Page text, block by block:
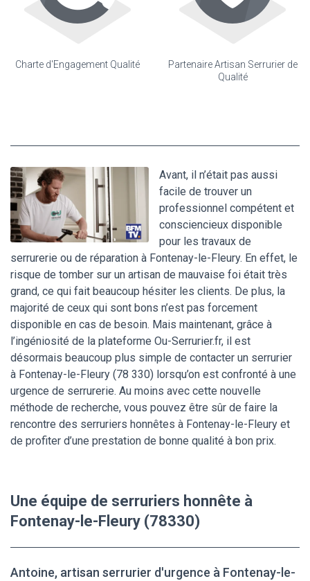
Charte d'Engagement Qualité
Partenaire Artisan Serrurier de
Qualité
Avant, il n’était pas aussi
facile de trouver un
professionnel compétent et
consciencieux disponible
pour les travaux de
serrurerie ou de réparation à Fontenay-le-Fleury. En effet, le
risque de tomber sur un artisan de mauvaise foi était très
grand, ce qui fait beaucoup hésiter les clients. De plus, la
majorité de ceux qui sont bons n’est pas forcement
disponible en cas de besoin. Mais maintenant, grâce à
l’ingéniosité de la plateforme Ou-Serrurier.fr, il est
désormais beaucoup plus simple de contacter un serrurier
à Fontenay-le-Fleury (78 330) lorsqu’on est confronté à une
urgence de serrurerie. Au moins avec cette nouvelle
méthode de recherche, vous pouvez être sûr de faire la
rencontre des serruriers honnêtes à Fontenay-le-Fleury et
de profiter d’une prestation de bonne qualité à bon prix.
Une équipe de serruriers honnête à
Fontenay-le-Fleury (78330)
Antoine, artisan serrurier d'urgence à Fontenay-le-